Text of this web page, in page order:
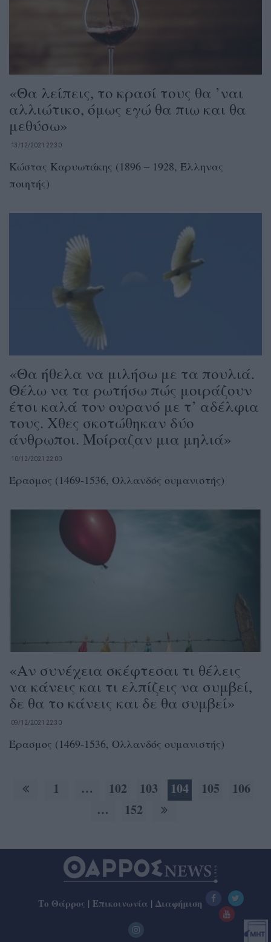
«Θα λείπεις, το κρασί τους θα ’ναι
αλλιώτικο, όμως εγώ θα πιω και θα
μεθύσω»
13/12/2021 22:30
Κώστας Καρυωτάκης (1896 – 1928, Έλληνας
ποιητής)
«Θα ήθελα να μιλήσω με τα πουλιά.
Θέλω να τα ρωτήσω πώς μοιράζουν
έτσι καλά τον ουρανό με τ’ αδέλφια
τους. Χθες σκοτώθηκαν δύο
άνθρωποι. Μοίραζαν μια μηλιά»
10/12/2021 22:00
Έρασμος (1469-1536, Ολλανδός ουμανιστής)
«Αν συνέχεια σκέφτεσαι τι θέλεις
να κάνεις και τι ελπίζεις να συμβεί,
δε θα το κάνεις και δε θα συμβεί»
09/12/2021 22:30
Έρασμος (1469-1536, Ολλανδός ουμανιστής)
1 … 102 103 104 105
106
…
152
Το Θάρρος | Επικοινωνία | Διαφήμιση